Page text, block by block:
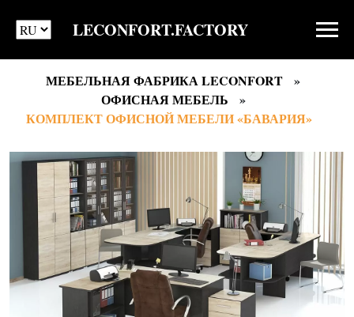
LECONFORT.FACTORY
МЕБЕЛЬНАЯ ФАБРИКА LECONFORT
ОФИСНАЯ МЕБЕЛЬ
КОМПЛЕКТ ОФИСНОЙ МЕБЕЛИ «БАВАРИЯ»